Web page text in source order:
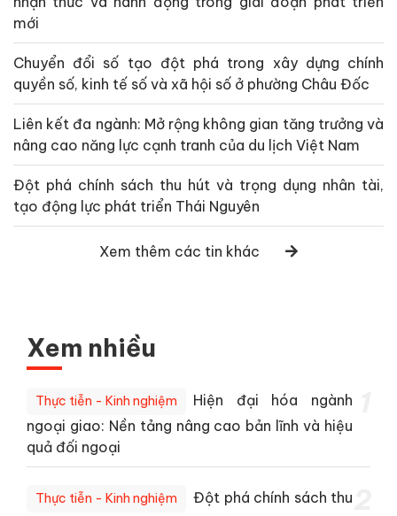
mới
Chuyển đổi số tạo đột phá trong xây dựng chính
quyền số, kinh tế số và xã hội số ở phường Châu Đốc
Liên kết đa ngành: Mở rộng không gian tăng trưởng và
nâng cao năng lực cạnh tranh của du lịch Việt Nam
Đột phá chính sách thu hút và trọng dụng nhân tài,
tạo động lực phát triển Thái Nguyên
Xem thêm các tin khác
Xem nhiều
Thực tiễn - Kinh nghiệm
Hiện đại hóa ngành
ngoại giao: Nền tảng nâng cao bản lĩnh và hiệu
quả đối ngoại
Thực tiễn - Kinh nghiệm
Đột phá chính sách thu